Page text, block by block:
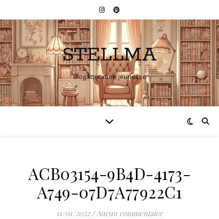
STELLMA
Blog littérature jeunesse
ACB03154-9B4D-4173-
A749-07D7A77922C1
11/01/2022 /Aucun commentaire